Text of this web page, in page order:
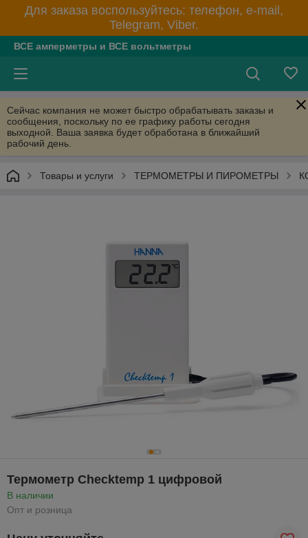
Для заказа воспользуйтесь: телефон, e-mail,
Telegram, Viber.
ВСЕ амперметры и ВСЕ вольтметры
Сейчас компания не может быстро обрабатывать заказы и
сообщения, поскольку по ее графику работы сегодня
выходной. Ваша заявка будет обработана в ближайший
рабочий день.
Товары и услуги ТЕРМОМЕТРЫ И ПИРОМЕТРЫ
Термометр Checktemp 1 цифровой
В наличии
Опт и розница